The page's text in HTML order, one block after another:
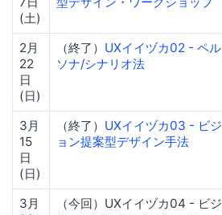
(土)
2月
22
日
(日)
（終了） UXイイヅカ02 - ペル
ソナ/シナリオ法
3月
15
日
(日)
（終了） UXイイヅカ03 - ビジ
ョン提案型デザイン手法
3月
（今回）UXイイヅカ04 - ビジ